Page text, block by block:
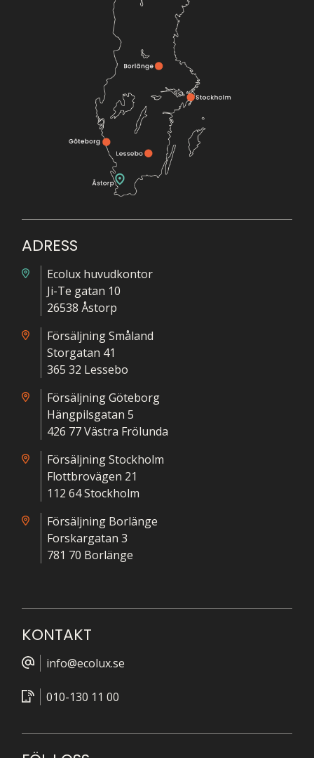
ADRESS
Ecolux huvudkontor
Ji-Te gatan 10
26538 Åstorp
Försäljning Småland
Storgatan 41
365 32 Lessebo
Försäljning Göteborg
Hängpilsgatan 5
426 77 Västra Frölunda
Försäljning Stockholm
Flottbrovägen 21
112 64 Stockholm
Försäljning Borlänge
Forskargatan 3
781 70 Borlänge
KONTAKT
info@ecolux.se
010-130 11 00